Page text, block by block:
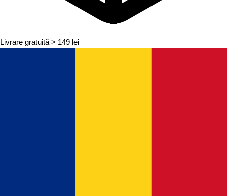
Livrare gratuită > 149 lei